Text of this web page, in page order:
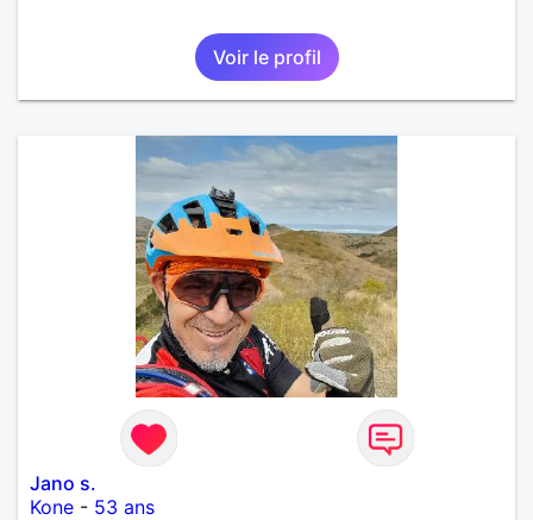
Voir le profil
Jano s.
Kone - 53 ans